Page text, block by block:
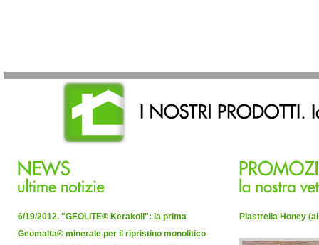
6/19/2012. "GEOLITE® Kerakoll": la prima
Geomalta® minerale per il ripristino monolitico
Piastrella Honey